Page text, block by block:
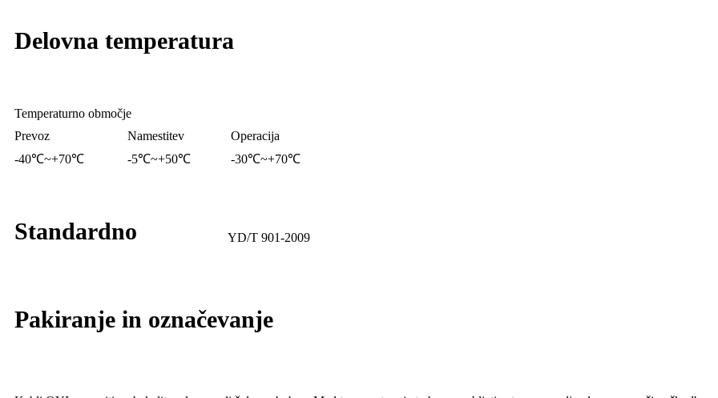
Delovna temperatura
Temperaturno območje
Prevoz
Namestitev
Operacija
-40℃~+70℃
-5℃~+50℃ -30℃~+70℃
Standardno YD/T 901-2009
Pakiranje in označevanje